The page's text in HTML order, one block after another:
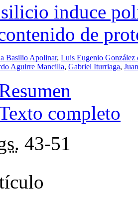
induce
de
Basilio Apolinar, Luis Eugenio González
Aguirre Mancilla, Gabriel Iturriaga,
completo
43-51